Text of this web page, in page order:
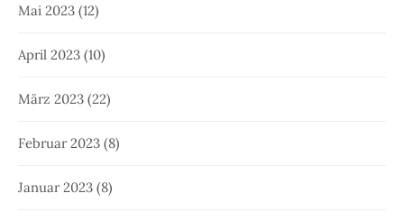
Mai 2023 (12)
April 2023 (10)
März 2023 (22)
Februar 2023 (8)
Januar 2023 (8)